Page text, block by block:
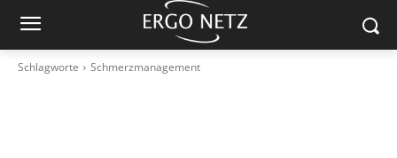
Schlagworte Schmerzmanagement